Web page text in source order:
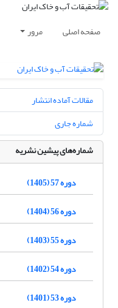
صفحه اصلی مرور
مقالات آماده انتشار
شماره جاری
شماره‌های پیشین نشریه
دوره 57 (1405)
دوره 56 (1404)
دوره 55 (1403)
دوره 54 (1402)
دوره 53 (1401)